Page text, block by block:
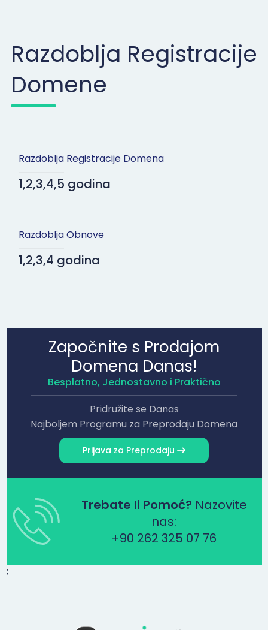
Razdoblja Registracije
Domene
Razdoblja Registracije Domena
1,2,3,4,5 godina
Razdoblja Obnove
1,2,3,4 godina
Započnite s Prodajom
Domena Danas!
Besplatno, Jednostavno i Praktično
Pridružite se Danas
Najboljem Programu za Preprodaju Domena
Prijava za Preprodaju
Trebate li Pomoć? Nazovite
nas:
+90 262 325 07 76
;